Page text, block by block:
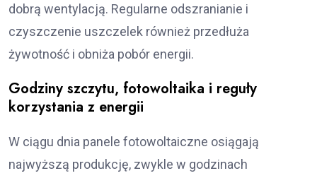
dobrą wentylacją. Regularne odszranianie i
czyszczenie uszczelek również przedłuża
żywotność i obniża pobór energii.
Godziny szczytu, fotowoltaika i reguły
korzystania z energii
W ciągu dnia panele fotowoltaiczne osiągają
najwyższą produkcję, zwykle w godzinach